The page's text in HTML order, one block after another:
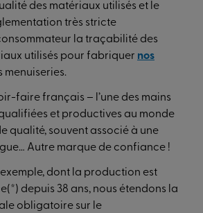
des matériaux utilisés et le
très stricte
la traçabilité des
utilisés pour fabriquer nos
menuiseries.
faire français – l’une des mains
et productives au monde
qualité, souvent associé à une
Autre marque de confiance !
exemple, dont la production est
depuis 38 ans, nous étendons la
obligatoire sur le